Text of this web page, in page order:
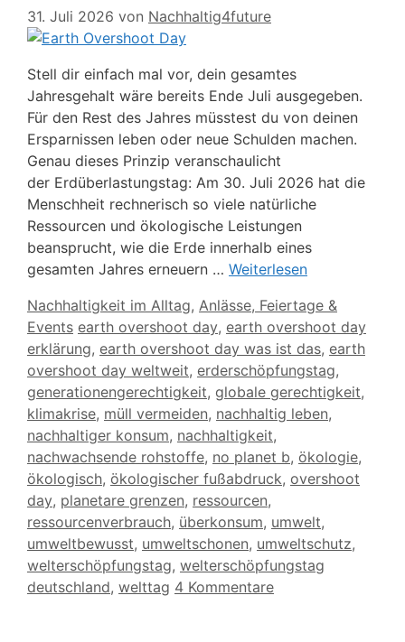
31. Juli 2026 von Nachhaltig4future
Stell dir einfach mal vor, dein gesamtes
Jahresgehalt wäre bereits Ende Juli ausgegeben.
Für den Rest des Jahres müsstest du von deinen
Ersparnissen leben oder neue Schulden machen.
Genau dieses Prinzip veranschaulicht
der Erdüberlastungstag: Am 30. Juli 2026 hat die
Menschheit rechnerisch so viele natürliche
Ressourcen und ökologische Leistungen
beansprucht, wie die Erde innerhalb eines
gesamten Jahres erneuern … Weiterlesen
Kategorien
Nachhaltigkeit im Alltag, Anlässe, Feiertage &
Events Schlagwörter
earth overshoot day, earth overshoot day
erklärung, earth overshoot day was ist das, earth
overshoot day weltweit, erderschöpfungstag,
generationengerechtigkeit, globale gerechtigkeit,
klimakrise, müll vermeiden, nachhaltig leben,
nachhaltiger konsum, nachhaltigkeit,
nachwachsende rohstoffe, no planet b, ökologie,
ökologisch, ökologischer fußabdruck, overshoot
day, planetare grenzen, ressourcen,
ressourcenverbrauch, überkonsum, umwelt,
umweltbewusst, umweltschonen, umweltschutz,
welterschöpfungstag, welterschöpfungstag
deutschland, welttag 4 Kommentare